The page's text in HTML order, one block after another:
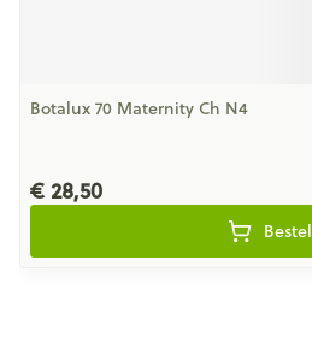
Botalux 70 Maternity Ch N4
€ 28,50
Bestel